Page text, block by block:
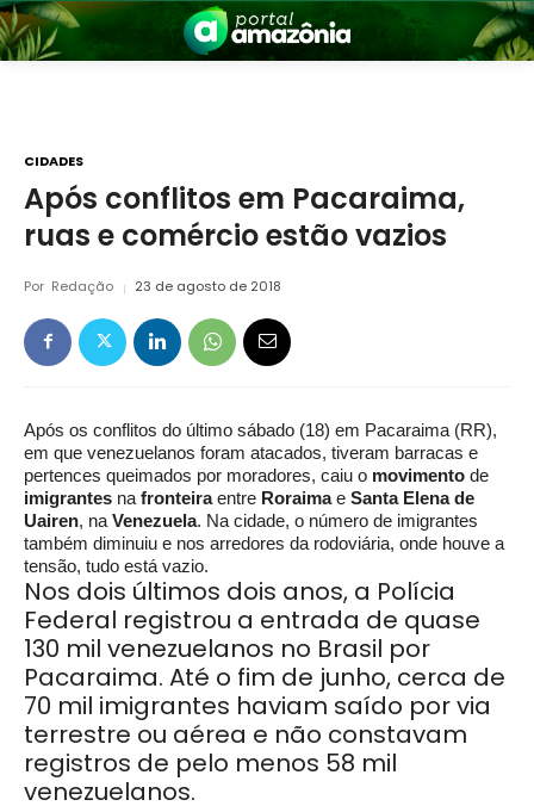
Amazônia
CIDADES
Após conflitos em Pacaraima,
ruas e comércio estão vazios
Por Redação 23 de agosto de 2018
Após os conflitos do último sábado (18) em Pacaraima (RR),
em que venezuelanos foram atacados, tiveram barracas e
pertences queimados por moradores, caiu o movimento de
imigrantes na fronteiraentre Roraimae Santa Elena de
Uairen, na Venezuela. Na cidade, o número de imigrantes
também diminuiu e nos arredores da rodoviária, onde houve a
tensão, tudo está vazio.
Nos dois últimos dois anos, a Polícia
Federal registrou a entrada de quase
130 mil venezuelanos no Brasil por
Pacaraima. Até o fim de junho, cerca de
70 mil imigrantes haviam saído por via
terrestre ou aérea e não constavam
registros de pelo menos 58 mil
venezuelanos.